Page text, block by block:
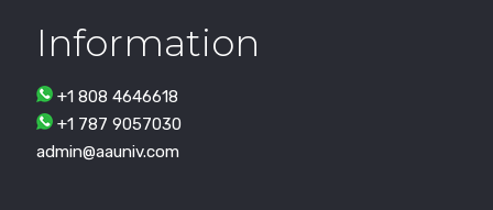
Information
+1 808 4646618
+1 787 9057030
admin@aauniv.com